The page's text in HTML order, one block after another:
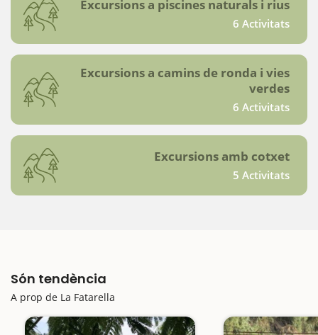
Excursions a piscines naturals i rius
6 Activitats
Excursions a camins de ronda i vies
verdes
6 Activitats
Excursions amb cotxet
5 Activitats
Són tendència
A prop de La Fatarella